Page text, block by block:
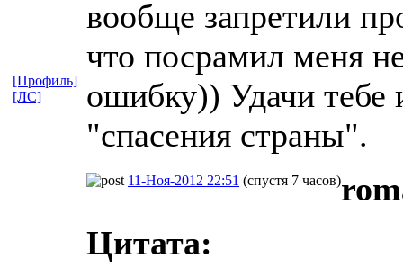
вообще запретили
что посрамил меня
ошибку)) Удачи
"спасения страны".
[Профиль]
[ЛС]
11-Ноя-2012 22:51 (спустя 7 часов)
Цитата: